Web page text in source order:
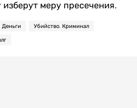
меру пресечения.
Деньги Убийство. Криминал